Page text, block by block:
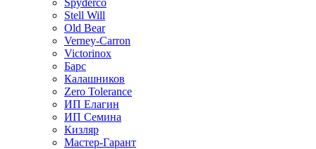
Spyderco
Stell Will
Old Bear
Verney-Carron
Victorinox
Барс
Калашников
Zero Tolerance
ИП Елагин
ИП Семина
Кизляр
Мастер-Гарант